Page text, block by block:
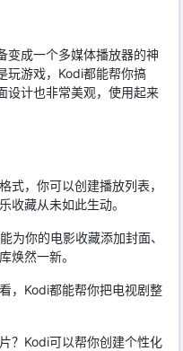
变成一个多媒体播放器的神
玩游戏，Kodi都能帮你搞
设计也非常美观，使用起来
式，你可以创建播放列表，
收藏从未如此生动。
为你的电影收藏添加封面、
焕然一新。
，Kodi都能帮你把电视剧整
？Kodi可以帮你创建个性化